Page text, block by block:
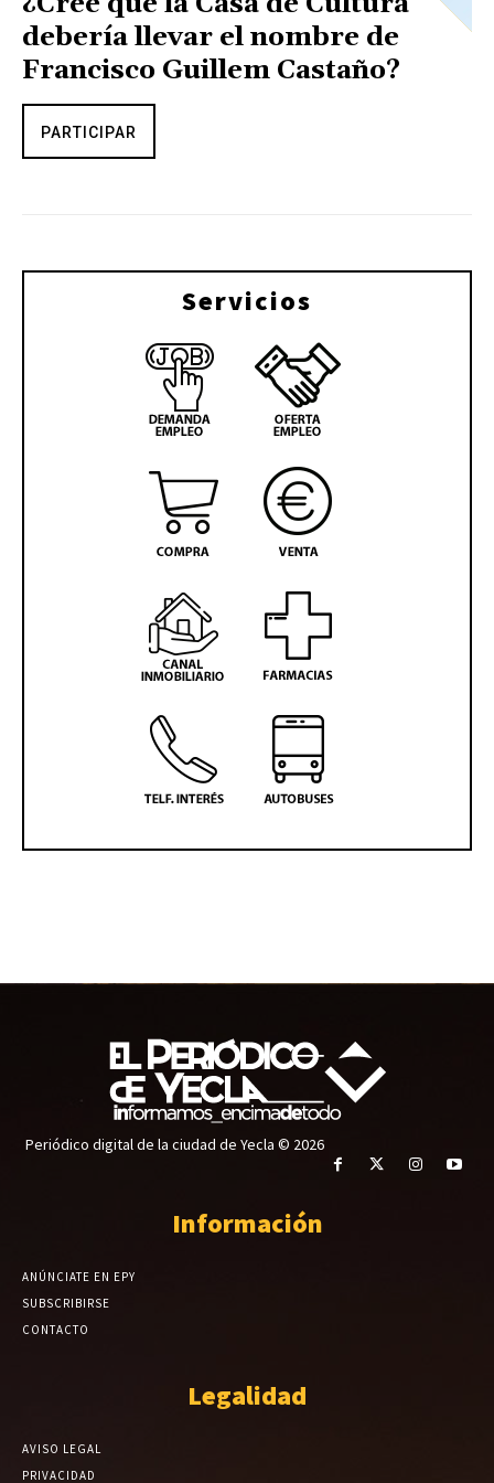
debería llevar el nombre de
Francisco Guillem Castaño?
PARTICIPAR
Servicios
Periódico digital de la ciudad de Yecla © 2026
Información
ANÚNCIATE EN EPY
SUBSCRIBIRSE
CONTACTO
Legalidad
AVISO LEGAL
PRIVACIDAD